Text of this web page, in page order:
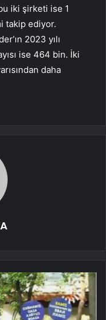
iki şirketi ise 1
takip ediyor.
2023 yılı
ise 464 bin. İki
daha